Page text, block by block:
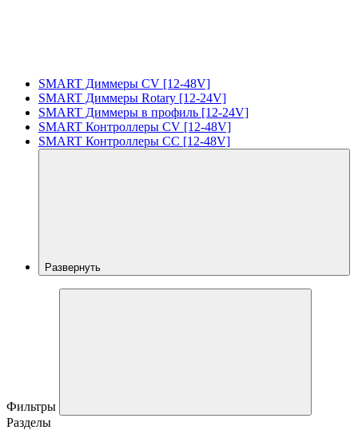
SMART Диммеры CV [12-48V]
SMART Диммеры Rotary [12-24V]
SMART Диммеры в профиль [12-24V]
SMART Контроллеры CV [12-48V]
SMART Контроллеры CC [12-48V]
Развернуть
Фильтры
Разделы